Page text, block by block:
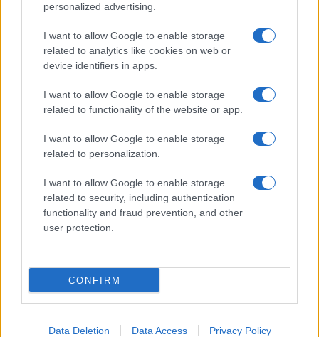
personalized advertising.
I want to allow Google to enable storage
related to analytics like cookies on web or
device identifiers in apps.
I want to allow Google to enable storage
related to functionality of the website or app.
I want to allow Google to enable storage
related to personalization.
I want to allow Google to enable storage
related to security, including authentication
functionality and fraud prevention, and other
user protection.
CONFIRM
Data Deletion Data Access Privacy Policy
BELLEZZA